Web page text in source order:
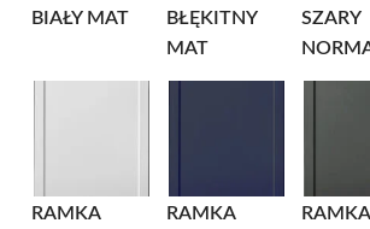
BIAŁY MAT
BŁĘKITNY
MAT
SZARY
RAMKA
RAMKA
RAMKA